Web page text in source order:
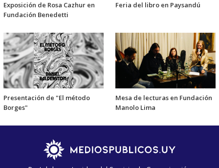
Exposición de Rosa Cazhur en
Fundación Benedetti
Feria del libro en Paysandú
Presentación de "El método
Borges"
Mesa de lecturas en Fundación
Manolo Lima